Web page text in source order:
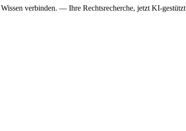
verbinden. — Ihre Rechtsrecherche, jetzt KI-gestützt